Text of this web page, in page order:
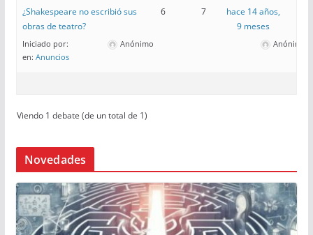
¿Shakespeare no escribió sus
obras de teatro?
Iniciado por:
Anónimo
en: Anuncios
6 7
hace 14 años,
9 meses
Anónimo
Viendo 1 debate (de un total de 1)
Novedades